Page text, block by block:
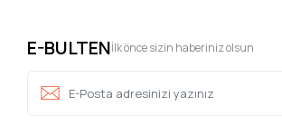
E-BULTENİlk önce sizin haberiniz olsun